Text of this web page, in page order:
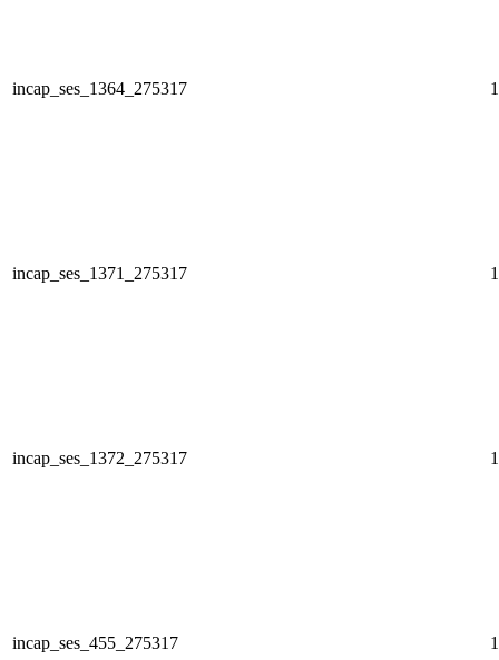
incap_ses_1364_275317
incap_ses_1371_275317
incap_ses_1372_275317
incap_ses_455_275317